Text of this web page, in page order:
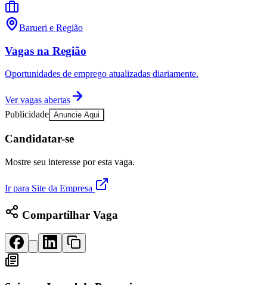
Barueri e Região
Vagas na Região
Oportunidades de emprego atualizadas diariamente.
Ver vagas abertas
Publicidade Anuncie Aqui
Candidatar-se
Mostre seu interesse por esta vaga.
Ir para Site da Empresa
Compartilhar Vaga